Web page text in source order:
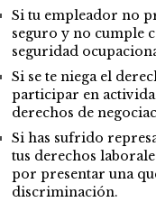
Si tu empleador no
seguro y no cumple
seguridad
Si se te niega el
participar en
derechos de
Si has sufrido
tus derechos
por presentar una
discriminación.